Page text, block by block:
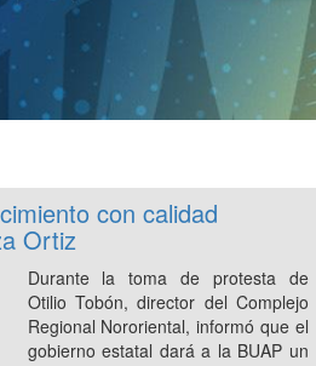
con calidad
Ortiz
Durante la toma de protesta de
Otilio Tobón, director del Complejo
Regional Nororiental, informó que el
gobierno estatal dará a la BUAP un